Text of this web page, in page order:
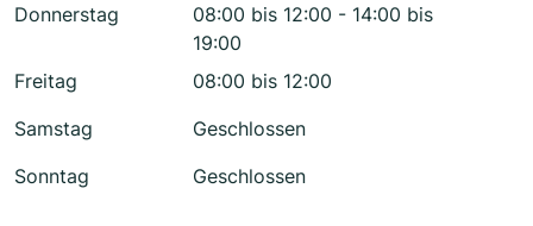
Donnerstag
08:00 bis 12:00 - 14:00 bis
19:00
Freitag
08:00 bis 12:00
Samstag
Geschlossen
Sonntag
Geschlossen